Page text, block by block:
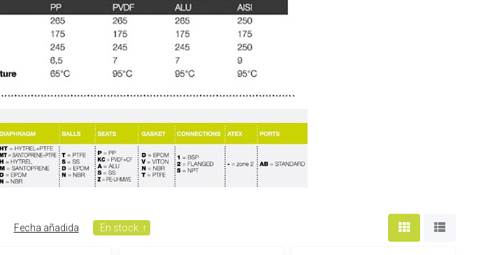
Fecha añadida En stock ↑